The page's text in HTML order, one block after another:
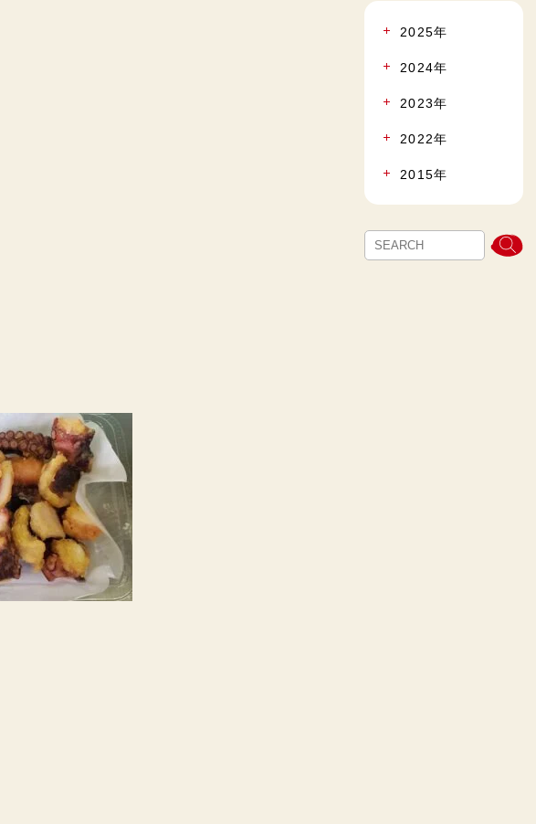
2025年
2024年
2023年
2022年
2015年